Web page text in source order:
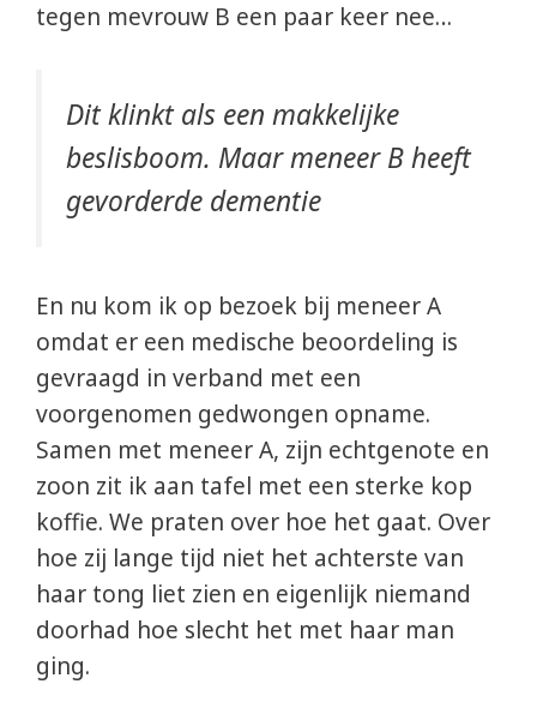
tegen mevrouw B een paar keer nee…
Dit klinkt als een makkelijke
beslisboom. Maar meneer B heeft
gevorderde dementie
En nu kom ik op bezoek bij meneer A
omdat er een medische beoordeling is
gevraagd in verband met een
voorgenomen gedwongen opname.
Samen met meneer A, zijn echtgenote en
zoon zit ik aan tafel met een sterke kop
koffie. We praten over hoe het gaat. Over
hoe zij lange tijd niet het achterste van
haar tong liet zien en eigenlijk niemand
doorhad hoe slecht het met haar man
ging.